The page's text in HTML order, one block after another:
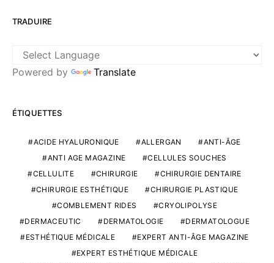
TRADUIRE
Powered by Translate
ÉTIQUETTES
ACIDE HYALURONIQUE ALLERGAN
ANTI-ÂGE
ANTI AGE MAGAZINE
CELLULES SOUCHES
CELLULITE
CHIRURGIE
CHIRURGIE DENTAIRE
CHIRURGIE ESTHÉTIQUE
CHIRURGIE PLASTIQUE
COMBLEMENT RIDES
CRYOLIPOLYSE
DERMACEUTIC
DERMATOLOGIE
DERMATOLOGUE
ESTHÉTIQUE MÉDICALE
EXPERT ANTI-ÂGE MAGAZINE
EXPERT ESTHÉTIQUE MÉDICALE